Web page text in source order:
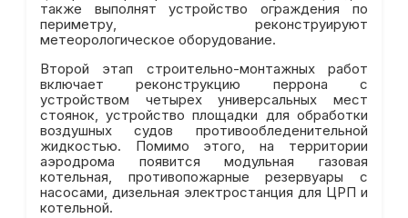
также выполнят устройство ограждения по
периметру, реконструируют
метеорологическое оборудование.
Второй этап строительно-монтажных работ
включает реконструкцию перрона с
устройством четырех универсальных мест
стоянок, устройство площадки для обработки
воздушных судов противообледенительной
жидкостью. Помимо этого, на территории
аэродрома появится модульная газовая
котельная, противопожарные резервуары с
насосами, дизельная электростанция для ЦРП и
котельной.